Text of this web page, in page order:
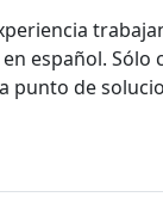
español. Sólo
punto de